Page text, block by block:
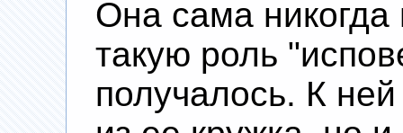
Она сама
такую роль
получалось. К